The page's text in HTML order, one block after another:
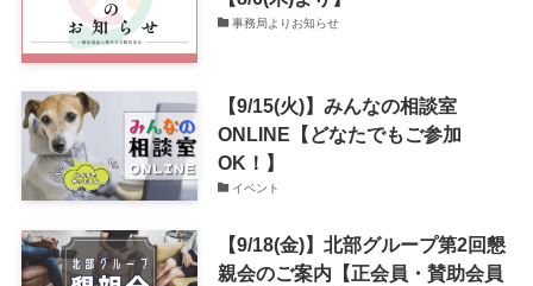
事務局よりお知らせ
【9/15(火)】みんなの相談室
ONLINE【どなたでもご参加
OK！】
イベント
【9/18(金)】北部グループ第2回懇
親会のご案内【正会員・賛助会員